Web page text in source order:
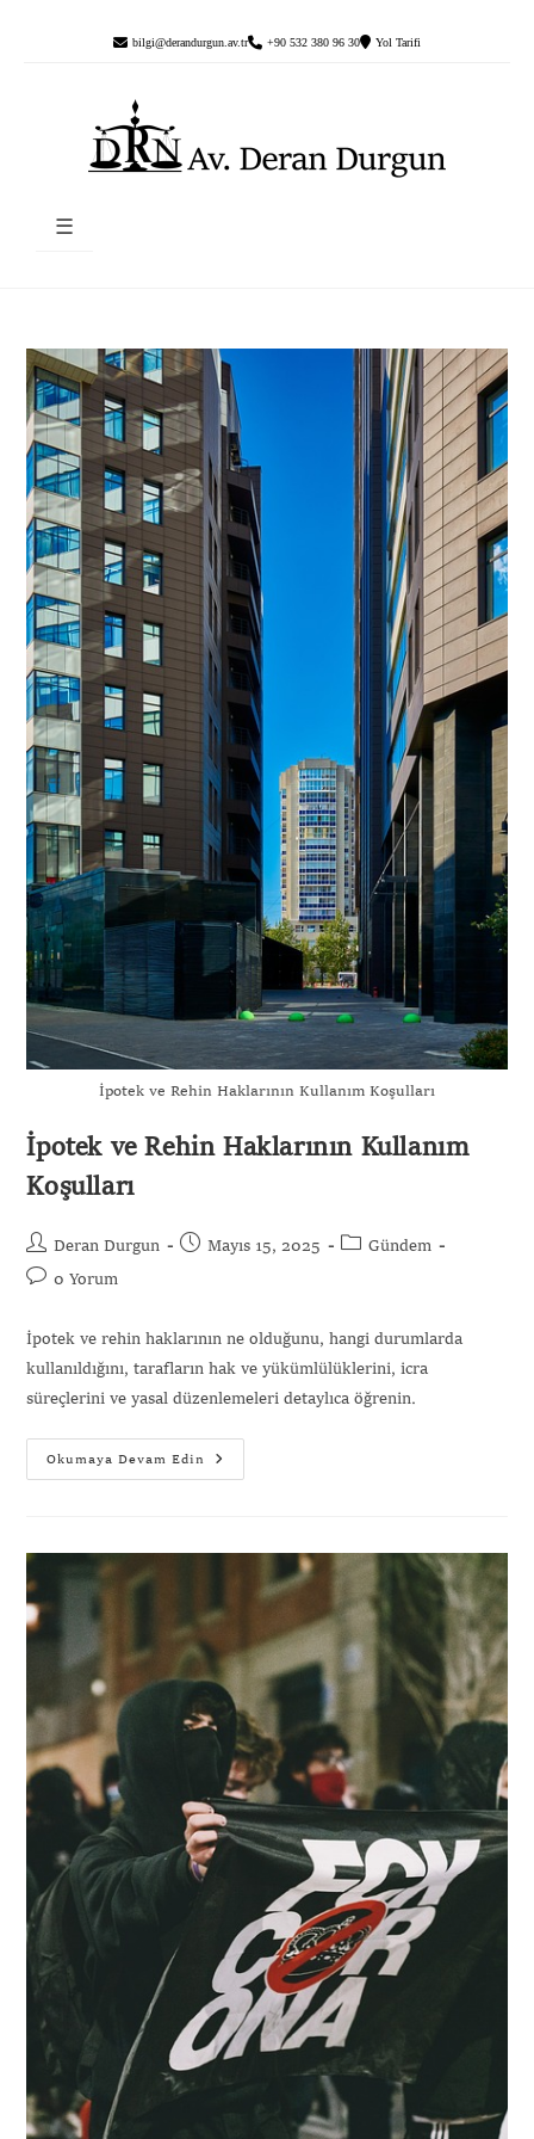
bilgi@derandurgun.av.tr +90 532 380 96 30 Yol Tarifi
☰
İpotek ve Rehin Haklarının Kullanım Koşulları
İpotek ve Rehin Haklarının Kullanım
Koşulları
Deran Durgun Mayıs 15, 2025
Gündem
0 Yorum
İpotek ve rehin haklarının ne olduğunu, hangi durumlarda
kullanıldığını, tarafların hak ve yükümlülüklerini, icra
süreçlerini ve yasal düzenlemeleri detaylıca öğrenin.
Okumaya Devam Edin